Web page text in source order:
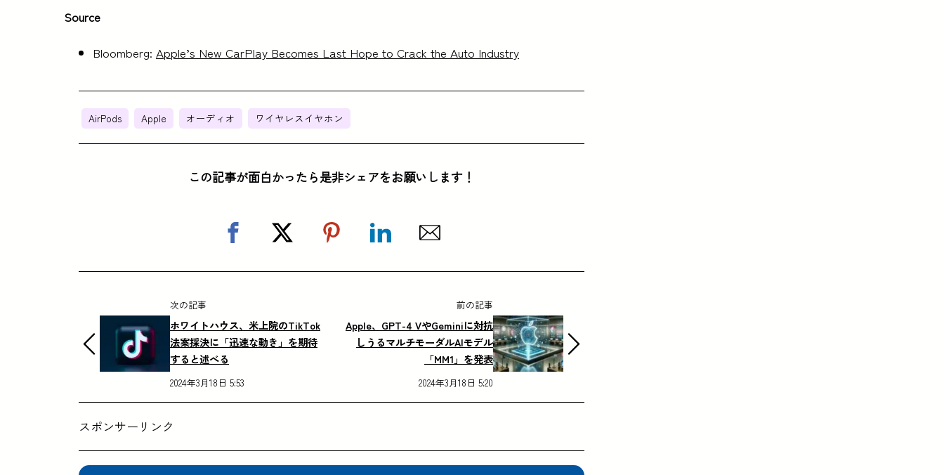
Source
Bloomberg: Apple’s New CarPlay Becomes Last Hope to Crack the Auto Industry
AirPods Apple オーディオ ワイヤレスイヤホン
この記事が面白かったら是非シェアをお願いします！
次の記事
ホワイトハウス、米上院のTikTok
法案採決に「迅速な動き」を期待
すると述べる
2024年3月18日 5:53
前の記事
Apple、GPT-4 VやGeminiに対抗
しうるマルチモーダルAIモデル
「MM1」を発表
2024年3月18日 5:20
スポンサーリンク